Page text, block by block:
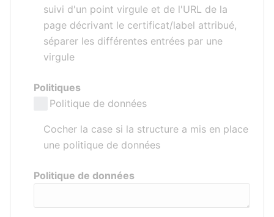
suivi d'un point virgule et de l'URL de la
page décrivant le certificat/label attribué,
séparer les différentes entrées par une
virgule
Politiques
Politique de données
Cocher la case si la structure a mis en place
une politique de données
Politique de données